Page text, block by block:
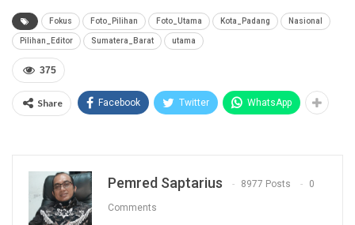
Fokus Foto_Pilihan Foto_Utama Kota_Padang Nasional
Pilihan_Editor Sumatera_Barat utama
375
Share Facebook Twitter WhatsApp
Pemred Saptarius 8977 Posts 0
Comments